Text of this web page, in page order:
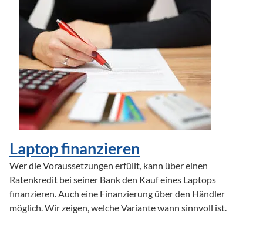
Laptop finanzieren
Wer die Voraussetzungen erfüllt, kann über einen
Ratenkredit bei seiner Bank den Kauf eines Laptops
finanzieren. Auch eine Finanzierung über den Händler
möglich. Wir zeigen, welche Variante wann sinnvoll ist.